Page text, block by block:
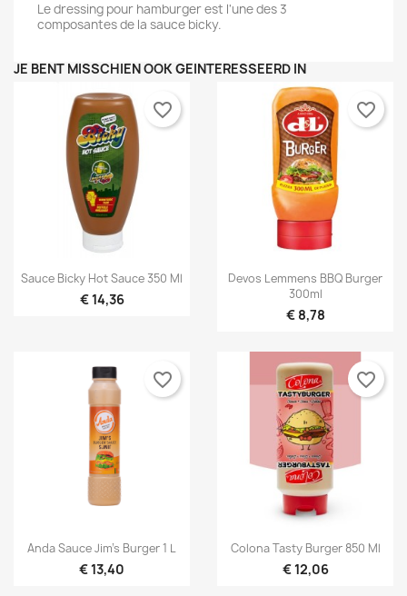
Maak een verlanglijst
Inloggen
Le dressing pour hamburger est l'une des 3
composantes de la sauce bicky.
JE BENT MISSCHIEN OOK GEÏNTERESSEERD IN
Snel bekijken
Sauce Bicky Hot Sauce 350 Ml
€ 14,36
favorite_border
Snel bekijken
Devos Lemmens BBQ Burger
300ml
€ 8,78
favorite_border
Snel bekijken
Anda Sauce Jim’s Burger 1 L
€ 13,40
favorite_border
Snel bekijken
Colona Tasty Burger 850 Ml
€ 12,06
favorite_border